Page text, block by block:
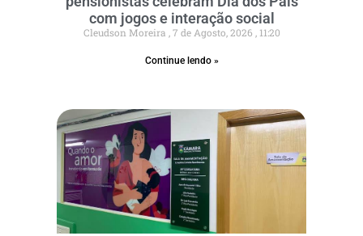
com jogos e interação social
Cleudson Moreira 7 de Agosto, 2026 11:20
Continue lendo »